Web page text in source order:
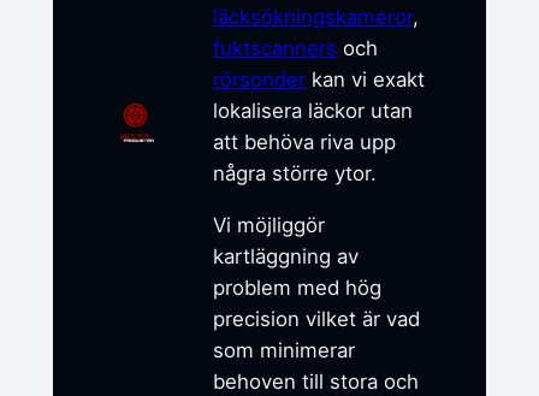
läcksökningskameror,
fuktscanners och
rörsonder kan vi exakt
lokalisera läckor utan
att behöva riva upp
några större ytor.
Vi möjliggör
kartläggning av
problem med hög
precision vilket är vad
som minimerar
behoven till stora och